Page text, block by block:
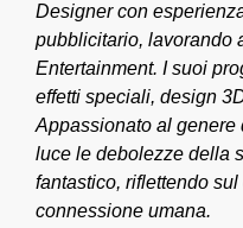
Designer con
pubblicitario, lavorando
Entertainment. I suoi
effetti speciali, design
Appassionato al genere
luce le debolezze della
fantastico, riflettendo
connessione umana.